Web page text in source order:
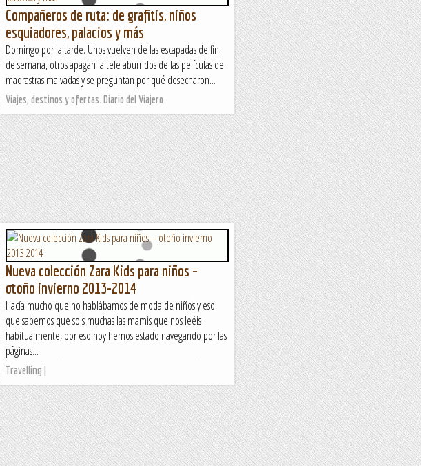
Compañeros de ruta: de grafitis, niños
esquiadores, palacios y más
Domingo por la tarde. Unos vuelven de las escapadas de fin
de semana, otros apagan la tele aburridos de las películas de
madrastras malvadas y se preguntan por qué desecharon...
Viajes, destinos y ofertas. Diario del Viajero
Nueva colección Zara Kids para niños –
otoño invierno 2013-2014
Hacía mucho que no hablábamos de moda de niños y eso
que sabemos que sois muchas las mamis que nos leéis
habitualmente, por eso hoy hemos estado navegando por las
páginas...
Travelling |